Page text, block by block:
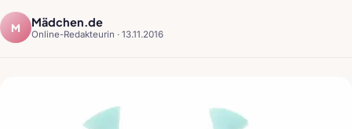
M Mädchen.de
Online-Redakteurin · 13.11.2016